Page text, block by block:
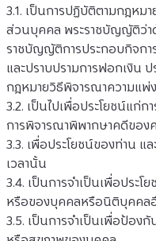
3.1. เป็นการปฏิบัติตามกฎห
ส่วนบุคคล พระราชบัญญัติว่า
ราชบัญญัติการประกอบกิจก
และปราบปรามการฟอกเงิน
กฎหมายวิธีพิจารณาความแพ่
3.2. เป็นไปเพื่อประโยชน์แ
การพิจารณาพิพากษาคดีของ
3.3. เพื่อประโยชน์ของท่าน แ
เวลานั้น
3.4. เป็นการจำเป็นเพื่อประ
หรือของบุคคลหรือนิติบุคคล
3.5. เป็นการจำเป็นเพื่อป้อง